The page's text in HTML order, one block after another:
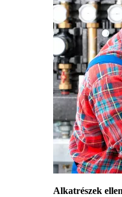
Alkatrészek